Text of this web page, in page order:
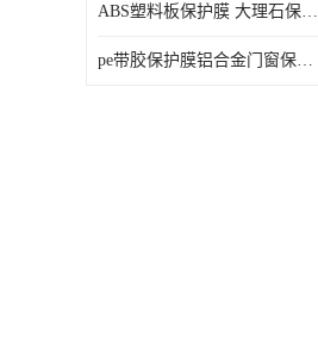
ABS塑料板保护膜 大理石保护膜 缠鱼竿保护膜
pe带胶保护膜铝合金门窗保护不锈钢板保护膜大理石建筑材料保护